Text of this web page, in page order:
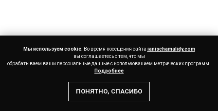
Мы используем cookie. Во время посещения сайта ianischamalidy.com
вы соглашаетесь с тем, что мы
обрабатываем ваши персональные данные с использованием метрических программ.
Подробнее
ПОНЯТНО, СПАСИБО